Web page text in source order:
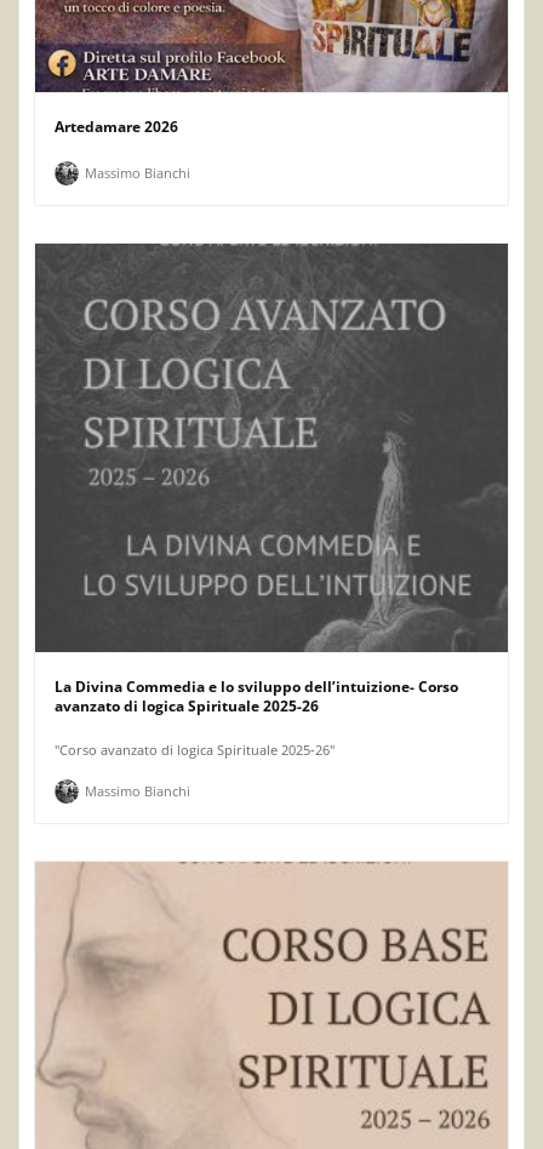
Artedamare 2026
Massimo Bianchi
La Divina Commedia e lo sviluppo dell’intuizione- Corso
avanzato di logica Spirituale 2025-26
"Corso avanzato di logica Spirituale 2025-26"
Massimo Bianchi